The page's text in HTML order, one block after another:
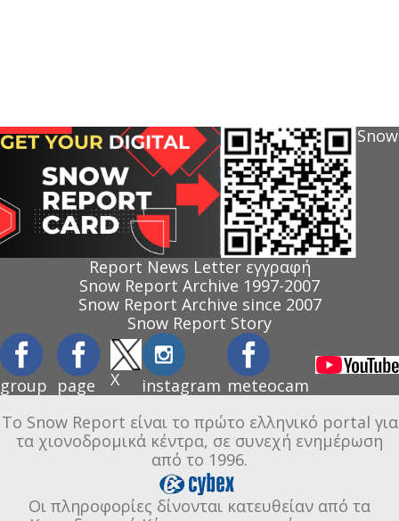
Snow
Report News Letter εγγραφή
Snow Report Archive 1997-2007
Snow Report Archive since 2007
Snow Report Story
group page X instagram meteocam
Το Snow Report είναι το πρώτο ελληνικό portal για
τα χιονοδρομικά κέντρα, σε συνεχή ενημέρωση
από το 1996.
Οι πληροφορίες δίνονται κατευθείαν από τα